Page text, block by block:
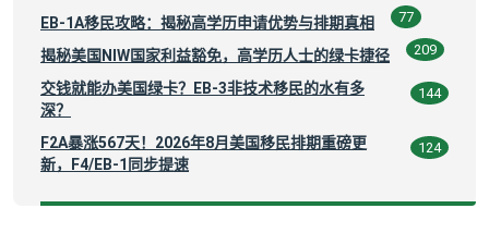
EB-1A移民攻略：揭秘高学历申请优势与排期真相 77
揭秘美国NIW国家利益豁免，高学历人士的绿卡捷径 209
交钱就能办美国绿卡？EB-3非技术移民的水有多
深？
144
F2A暴涨567天！2026年8月美国移民排期重磅更
新，F4/EB-1同步提速
124